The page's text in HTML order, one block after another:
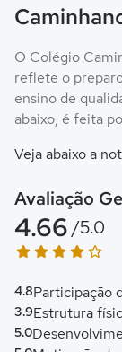
O Colégio
reflete o
ensino de
abaixo, é feita
Veja abaixo a
Avaliação
4.66 /5.0
4.8Participação
3.9Estrutura
5.0